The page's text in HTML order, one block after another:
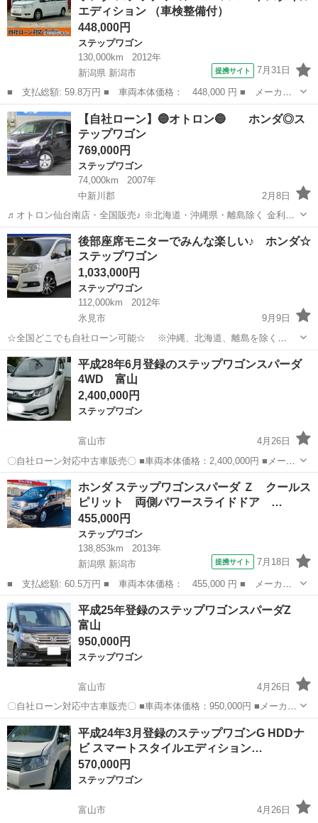
エディション （車検整備付）
448,000円
ステップワゴン
130,000km
2012年
新潟県 新潟市
提携サイト 7月31日
■ 支払総額: 59.8万円 ■ 車両本体価格： 448,000 円 ■ メーカー
名： ホンダ ■ 車種名： ステップワゴン ■ グレード名： Ｇ
スマートスタイルエディション ■ 排気量： 2000cc ■ ドア枚
数： ...
新潟 新潟市 ステップワゴン
【自社ローン】🔵オトロン🔵 ホンダ◎ス
テップワゴン
769,000円
ステップワゴン
74,000km
2007年
中新川郡
2月8日
♬オトロン仙台南店・全国販売♪ ※北海道・沖縄県・離島除く 金利
0％!!!(^.^)/~~~ ＼今すぐ問合せよう／ ☆ ステップワゴン Ｇ Ｌ
Ｓパッケージ☆ ここをチェック ...
富山 中新川郡 ステップワゴン オトロン
後部座席モニターでみんな楽しい♪ ホンダ☆
ステップワゴン
1,033,000円
ステップワゴン
112,000km
2012年
氷見市
9月9日
☆全国どこでも自社ローン可能☆ ※沖縄、北海道、離島を除く
https://www.otoron.jp/lists/detail?carno=028410 自己破産、債務整理の
経験あり… 転職したばかり… ...
富山 氷見市 ステップワゴン
平成28年6月登録のステップワゴンスパーダ
4WD 富山
2,400,000円
ステップワゴン
富山市
4月26日
〇自社ローン対応中古車販売〇 ■車両本体価格：2,400,000円 ■メーカ
ー名：ホンダ ■車種名：ステップワゴンスパーダ ■排気量：1,500cc ■
年式：H28年 ■走行距離：68,000km ■色名：...
富山 富山市 ステップワゴン スパーダ
ホンダ ステップワゴンスパーダ Ｚ クールス
ピリット 両側パワースライドドア …
455,000円
ステップワゴン
138,853km
2013年
新潟県 新潟市
提携サイト 7月18日
■ 支払総額: 60.5万円 ■ 車両本体価格： 455,000 円 ■ メーカー
名： ホンダ ■ 車種名： ステップワゴンスパーダ ■ グレード
名： Ｚ クールスピリット 両側パワースライドドア クルーズコ
ントロール パ...
新潟 新潟市 ステップワゴン
平成25年登録のステップワゴンスパーダZ
富山
950,000円
ステップワゴン
富山市
4月26日
〇自社ローン対応中古車販売〇 ■車両本体価格：950,000円 ■メーカー
名：ホンダ ■車種名：ステップワゴンスパーダZ ■排気量：2,000cc ■
年式：H25年 ■走行距離：110,000km ■色名：...
富山 富山市 ステップワゴン
平成24年3月登録のステップワゴンG HDDナ
ビ スマートスタイルエディション…
570,000円
ステップワゴン
富山市
4月26日